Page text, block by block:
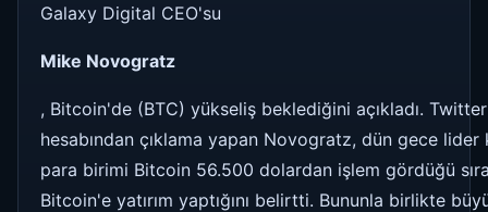
Galaxy Digital CEO'su
Mike Novogratz
, Bitcoin'de (BTC) yükseliş beklediğini açıkladı. Twitter
hesabından çıklama yapan Novogratz, dün gece
para birimi Bitcoin 56.500 dolardan işlem gördüğü
Bitcoin'e yatırım yaptığını belirtti. Bununla birlikte